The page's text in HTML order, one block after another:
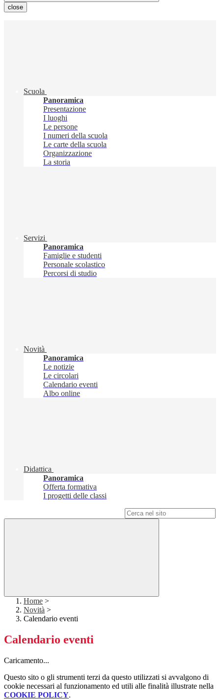
close
Scuola
Panoramica
Presentazione
I luoghi
Le persone
I numeri della scuola
Le carte della scuola
Organizzazione
La storia
Servizi
Panoramica
Famiglie e studenti
Personale scolastico
Percorsi di studio
Novità
Panoramica
Le notizie
Le circolari
Calendario eventi
Albo online
Didattica
Panoramica
Offerta formativa
I progetti delle classi
Home >
Novità >
Calendario eventi
Calendario eventi
Caricamento...
Questo sito o gli strumenti terzi da questo utilizzati si avvalgono di
cookie necessari al funzionamento ed utili alle finalità illustrate nella
COOKIE POLICY.